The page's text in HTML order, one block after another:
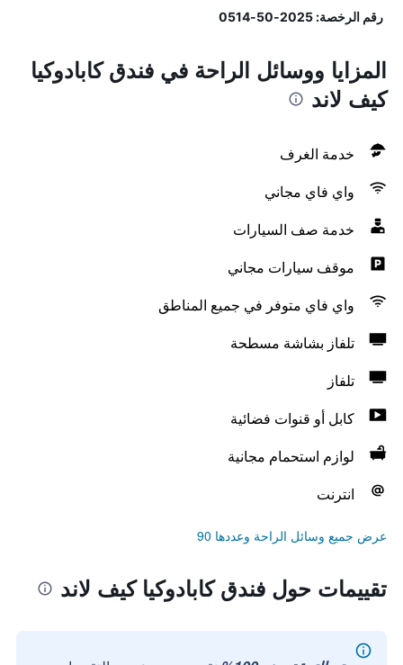
رقم الرخصة: 2025-50-0514
المزايا ووسائل الراحة في فندق كابادوكيا
كيف لاند
خدمة الغرف
واي فاي مجاني
خدمة صف السيارات
موقف سيارات مجاني
واي فاي متوفر في جميع المناطق
تلفاز بشاشة مسطحة
تلفاز
كابل أو قنوات فضائية
لوازم استحمام مجانية
انترنت
عرض جميع وسائل الراحة وعددها 90
تقييمات حول فندق كابادوكيا كيف لاند